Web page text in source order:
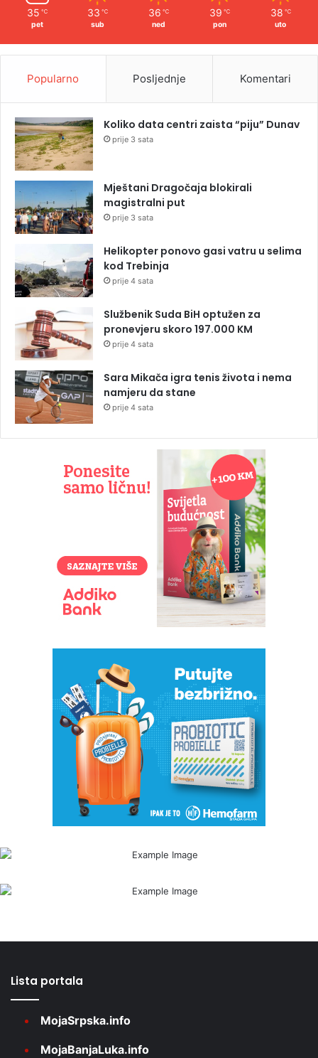
35 ℃
pet
33 ℃
sub
36 ℃
ned
39 ℃
pon
38 ℃
uto
Popularno Posljednje Komentari
Koliko data centri zaista “piju” Dunav
prije 3 sata
Mještani Dragočaja blokirali
magistralni put
prije 3 sata
Helikopter ponovo gasi vatru u selima
kod Trebinja
prije 4 sata
Službenik Suda BiH optužen za
pronevjeru skoro 197.000 KM
prije 4 sata
Sara Mikača igra tenis života i nema
namjeru da stane
prije 4 sata
Lista portala
MojaSrpska.info
MojaBanjaLuka.info